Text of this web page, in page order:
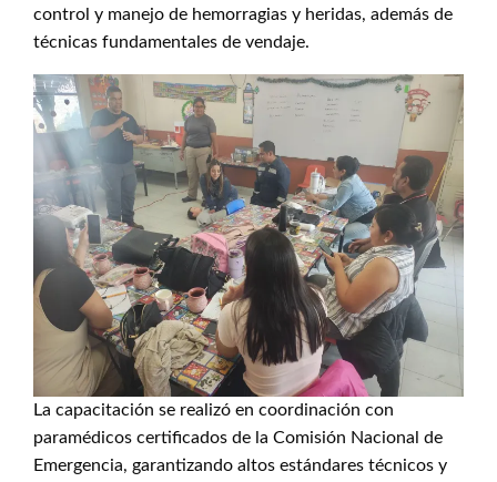
control y manejo de hemorragias y heridas, además de
técnicas fundamentales de vendaje.
La capacitación se realizó en coordinación con
paramédicos certificados de la Comisión Nacional de
Emergencia, garantizando altos estándares técnicos y